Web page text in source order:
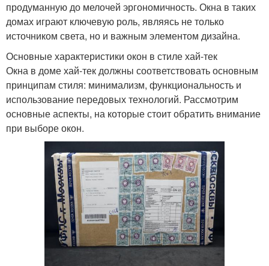
продуманную до мелочей эргономичность. Окна в таких
домах играют ключевую роль, являясь не только
источником света, но и важным элементом дизайна.
Основные характеристики окон в стиле хай-тек
Окна в доме хай-тек должны соответствовать основным
принципам стиля: минимализм, функциональность и
использование передовых технологий. Рассмотрим
основные аспекты, на которые стоит обратить внимание
при выборе окон.